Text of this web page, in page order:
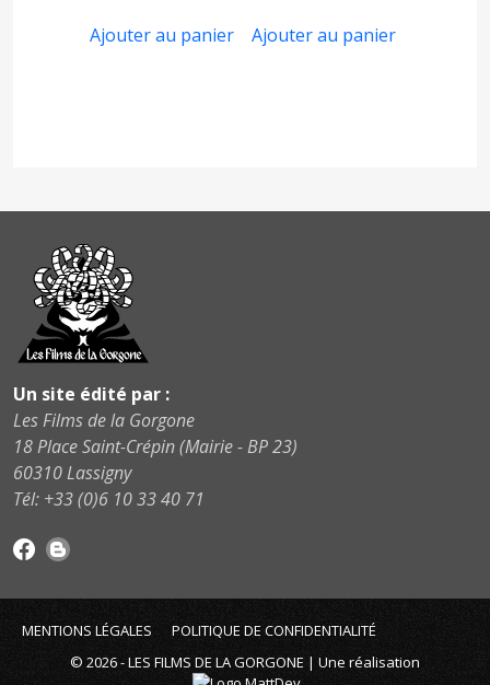
Ajouter au panier Ajouter au panier
Un site édité par :
Les Films de la Gorgone
18 Place Saint-Crépin (Mairie - BP 23)
60310 Lassigny
Tél: +33 (0)6 10 33 40 71
MENTIONS LÉGALES
POLITIQUE DE CONFIDENTIALITÉ
© 2026 - LES FILMS DE LA GORGONE | Une réalisation